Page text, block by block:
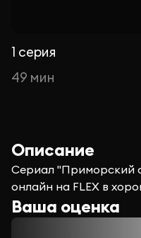
1 серия
49 мин
Описание
Сериал "Приморский
онлайн на FLEX в
Ваша оценка